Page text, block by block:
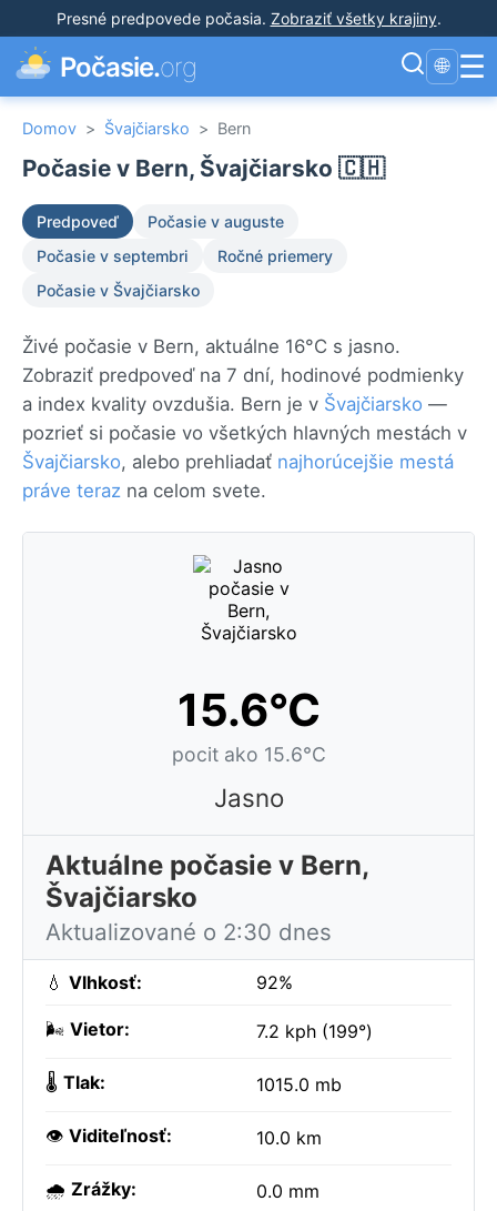
Presné predpovede počasia. Zobraziť všetky krajiny.
Počasie.org 🌐 ☰
Domov > Švajčiarsko > Bern
Počasie v Bern, Švajčiarsko 🇨🇭
Predpoveď
Počasie v auguste
Počasie v septembri
Ročné priemery
Počasie v Švajčiarsko
Živé počasie v Bern, aktuálne 16°C s jasno.
Zobraziť predpoveď na 7 dní, hodinové podmienky
a index kvality ovzdušia. Bern je v Švajčiarsko —
pozrieť si počasie vo všetkých hlavných mestách v
Švajčiarsko, alebo prehliadať najhorúcejšie mestá
práve teraz na celom svete.
15.6°C
pocit ako 15.6°C
Jasno
Aktuálne počasie v Bern,
Švajčiarsko
Aktualizované o 2:30 dnes
💧 Vlhkosť: 92%
🌬️ Vietor: 7.2 kph (199°)
🌡️ Tlak: 1015.0 mb
👁️ Viditeľnosť: 10.0 km
🌧️ Zrážky: 0.0 mm